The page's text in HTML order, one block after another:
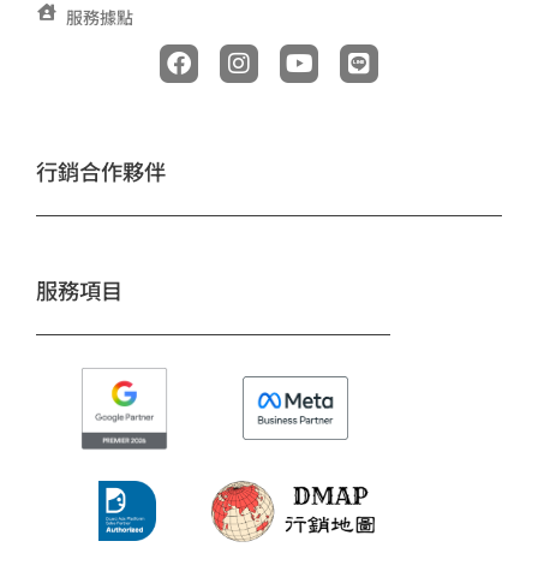
服務據點
F
a
c
k
I
n
s
a
Y
o
u
L
i
n
行銷合作夥伴
服務項目